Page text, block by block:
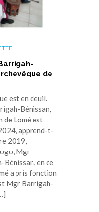
de
est en deuil.
Bénissan,
de Lomé est
apprend-t-
2019,
Mgr
Bénissan, en ce
a pris fonction
Mgr Barrigah-